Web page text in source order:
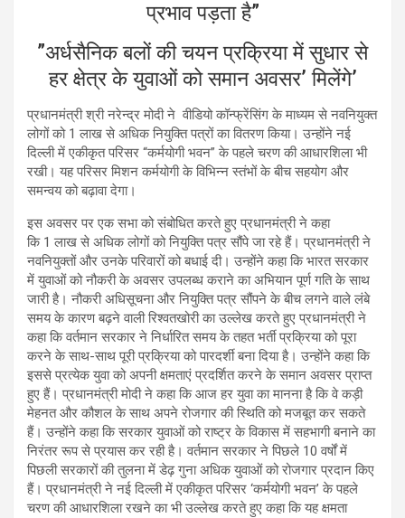
प्रभाव पड़ता है”
”अर्धसैनिक बलों की चयन प्रक्रिया में सुधार से
हर क्षेत्र के युवाओं को समान अवसर’ मिलेंगे’
प्रधानमंत्री श्री नरेन्‍द्र मोदी ने वीडियो कॉन्फ्रेंसिंग के माध्यम से नवनियुक्त
लोगों को 1 लाख से अधिक नियुक्ति पत्रों का वितरण किया। उन्होंने नई
दिल्ली में एकीकृत परिसर “कर्मयोगी भवन” के पहले चरण की आधारशिला भी
रखी। यह परिसर मिशन कर्मयोगी के विभिन्न स्तंभों के बीच सहयोग और
समन्‍वय को बढ़ावा देगा।
इस अवसर पर एक सभा को संबोधित करते हुए प्रधानमंत्री ने कहा
कि 1 लाख से अधिक लोगों को नियुक्ति पत्र सौंपे जा रहे हैं। प्रधानमंत्री ने
नवनियुक्‍तों और उनके परिवारों को बधाई दी। उन्होंने कहा कि भारत सरकार
में युवाओं को नौकरी के अवसर उपलब्ध कराने का अभियान पूर्ण गति के साथ
जारी है। नौकरी अधिसूचना और नियुक्ति पत्र सौंपने के बीच लगने वाले लंबे
समय के कारण बढ़ने वाली रिश्वतखोरी का उल्‍लेख करते हुए प्रधानमंत्री ने
कहा कि वर्तमान सरकार ने निर्धारित समय के तहत भर्ती प्रक्रिया को पूरा
करने के साथ-साथ पूरी प्रक्रिया को पारदर्शी बना दिया है। उन्होंने कहा कि
इससे प्रत्येक युवा को अपनी क्षमताएं प्रदर्शित करने के समान अवसर प्राप्त
हुए हैं। प्रधानमंत्री मोदी ने कहा कि आज हर युवा का मानना ​​है कि वे कड़ी
मेहनत और कौशल के साथ अपने रोजगार की स्थिति को मजबूत कर सकते
हैं। उन्‍होंने कहा कि सरकार युवाओं को राष्ट्र के विकास में सहभागी बनाने का
निरंतर रूप से प्रयास कर रही है। वर्तमान सरकार ने पिछले 10 वर्षों में
पिछली सरकारों की तुलना में डेढ़ गुना अधिक युवाओं को रोजगार प्रदान किए
हैं। प्रधानमंत्री ने नई दिल्ली में एकीकृत परिसर ‘कर्मयोगी भवन’ के पहले
चरण की आधारशिला रखने का भी उल्‍लेख करते हुए कहा कि यह क्षमता